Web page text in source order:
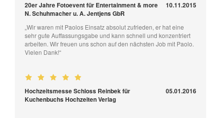
20er Jahre Fotoevent für Entertainment & more
N. Schuhmacher u. A. Jentjens GbR
10.11.2015
„Wir waren mit Paolos Einsatz absolut zufrieden, er hat eine
sehr gute Auffassungsgabe und kann schnell und konzentriert
arbeiten. Wir freuen uns schon auf den nächsten Job mit Paolo.
Vielen Dank!“
Hochzeitsmesse Schloss Reinbek für
Kuchenbuchs Hochzeiten Verlag
05.01.2016